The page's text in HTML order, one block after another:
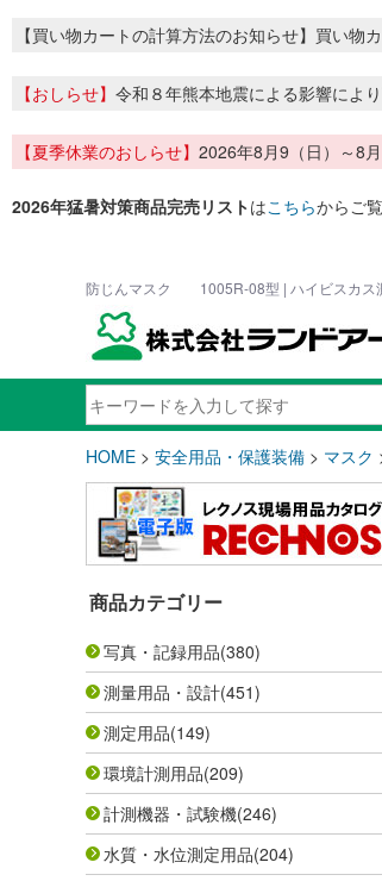
【買い物カートの計算方法のお知らせ】買い物
【おしらせ】 令和８年熊本地震による影響によ
【夏季休業のおしらせ】 2026年8月9（日）～8
2026年猛暑対策商品完売リストはこちらからご
防じんマスク 1005R-08型 | ハイビスカス
HOME > 安全用品・保護装備 > マスク
商品カテゴリー
写真・記録用品(380)
測量用品・設計(451)
測定用品(149)
環境計測用品(209)
計測機器・試験機(246)
水質・水位測定用品(204)